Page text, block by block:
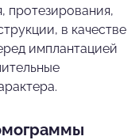
протезирования,
в качестве
имплантацией